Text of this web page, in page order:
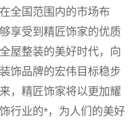
全国范围内的市场布
享受到精匠饰家的优质
屋整装的美好时代，向
饰品牌的宏伟目标稳步
，精匠饰家将以更加耀
行业的*，为人们的美好